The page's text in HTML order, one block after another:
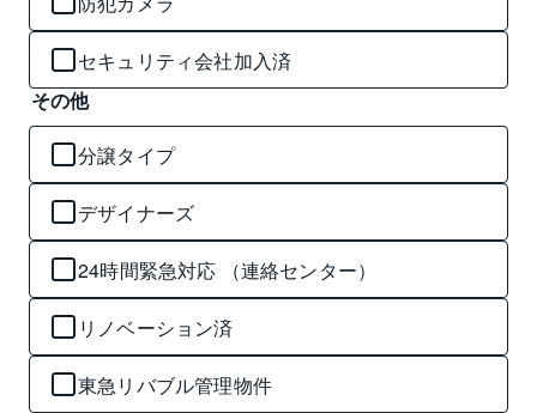
セキュリティ会社加入済
その他
分譲タイプ
デザイナーズ
24時間緊急対応 （連絡センター）
リノベーション済
東急リバブル管理物件